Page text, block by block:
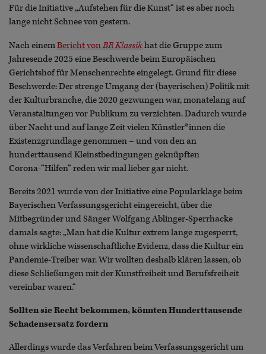
Für die Initiative „Aufstehen für die Kunst“ ist es aber noch
lange nicht Schnee von gestern.
Nach einemBericht vonBR Klassikhat die Gruppe zum
Jahresende 2025 eine Beschwerde beim Europäischen
Gerichtshof für Menschenrechte eingelegt. Grund für diese
Beschwerde: Der strenge Umgang der (bayerischen) Politik mit
der Kulturbranche, die 2020 gezwungen war, monatelang auf
Veranstaltungen vor Publikum zu verzichten. Dadurch wurde
über Nacht und auf lange Zeit vielen Künstler*innen die
Existenzgrundlage genommen – und von den an
hunderttausend Kleinstbedingungen geknüpften
Corona-“Hilfen“ reden wir mal lieber gar nicht.
Bereits 2021 wurde von der Initiative eine Popularklage beim
Bayerischen Verfassungsgericht eingereicht, über die
Mitbegründer und Sänger Wolfgang Ablinger-Sperrhacke
damals sagte: „Man hat die Kultur extrem lange zugesperrt,
ohne wirkliche wissenschaftliche Evidenz, dass die Kultur ein
Pandemie-Treiber war. Wir wollten deshalb klären lassen, ob
diese Schließungen mit der Kunstfreiheit und Berufsfreiheit
vereinbar waren.“
Sollten sie Recht bekommen, könnten Hunderttausende
Schadensersatz fordern
Allerdings wurde das Verfahren beim Verfassungsgericht um